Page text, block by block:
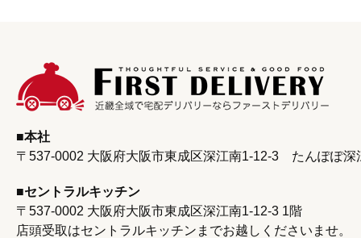
本社
〒537-0002 大阪府大阪市東成区深江南1-12-3 たんぽぽ
セントラルキッチン
〒537-0002 大阪府大阪市東成区深江南1‐12‐3 1階
店頭受取はセントラルキッチンまでお越しくださいませ。